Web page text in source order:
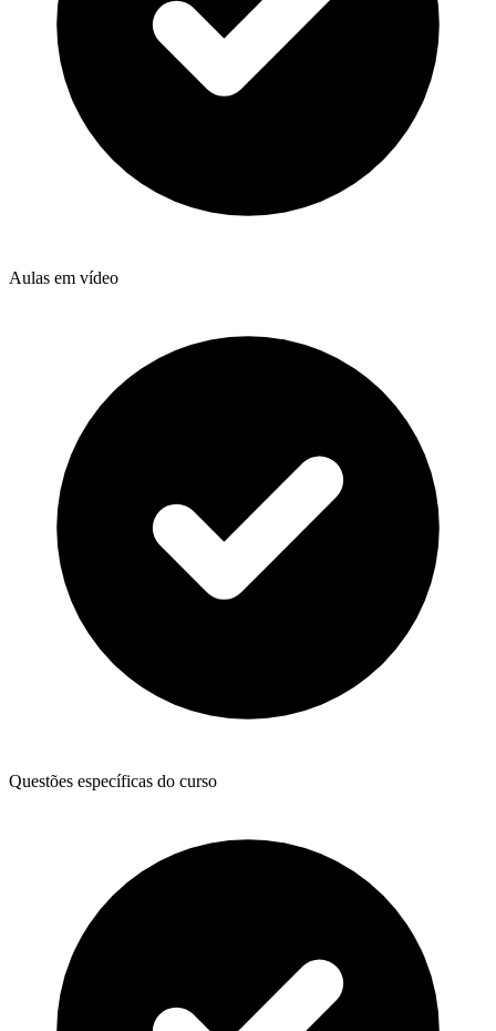
Aulas em vídeo
Questões específicas do curso